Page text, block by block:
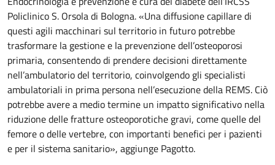
Policlinico S. Orsola di Bologna. «Una diffusione capillare di
questi agili macchinari sul territorio in futuro potrebbe
trasformare la gestione e la prevenzione dell’osteoporosi
primaria, consentendo di prendere decisioni direttamente
nell’ambulatorio del territorio, coinvolgendo gli specialisti
ambulatoriali in prima persona nell’esecuzione della REMS. Ciò
potrebbe avere a medio termine un impatto significativo nella
riduzione delle fratture osteoporotiche gravi, come quelle del
femore o delle vertebre, con importanti benefici per i pazienti
e per il sistema sanitario», aggiunge Pagotto.